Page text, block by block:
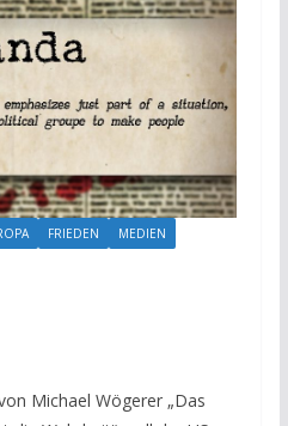
FRIEDEN
MEDIEN
Michael Wögerer „Das